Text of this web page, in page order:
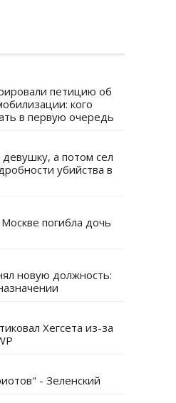
петицию об
кого
в первую очередь
а потом сел
убийства в
погибла дочь
новую должность:
Хегсета из-за
- Зеленский